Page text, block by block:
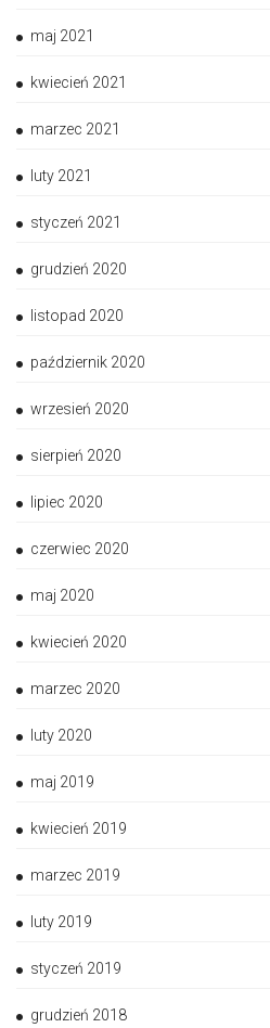
maj 2021
kwiecień 2021
marzec 2021
luty 2021
styczeń 2021
grudzień 2020
listopad 2020
październik 2020
wrzesień 2020
sierpień 2020
lipiec 2020
czerwiec 2020
maj 2020
kwiecień 2020
marzec 2020
luty 2020
maj 2019
kwiecień 2019
marzec 2019
luty 2019
styczeń 2019
grudzień 2018